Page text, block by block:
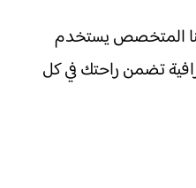
المتخصص يستخدم
تضمن راحتك في كل